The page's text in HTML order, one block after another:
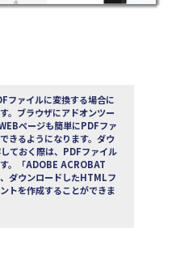
ファイルに変換する場合に
。ブラウザにアドオンツー
ページも簡単にPDFファ
きるようになります。ダウ
ておく際は、PDFファイル
。「ADOBE ACROBAT
ダウンロードしたHTMLフ
トを作成することができま